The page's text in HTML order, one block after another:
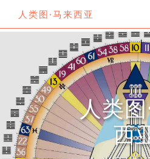
人类图·马来西亚
人类图
西